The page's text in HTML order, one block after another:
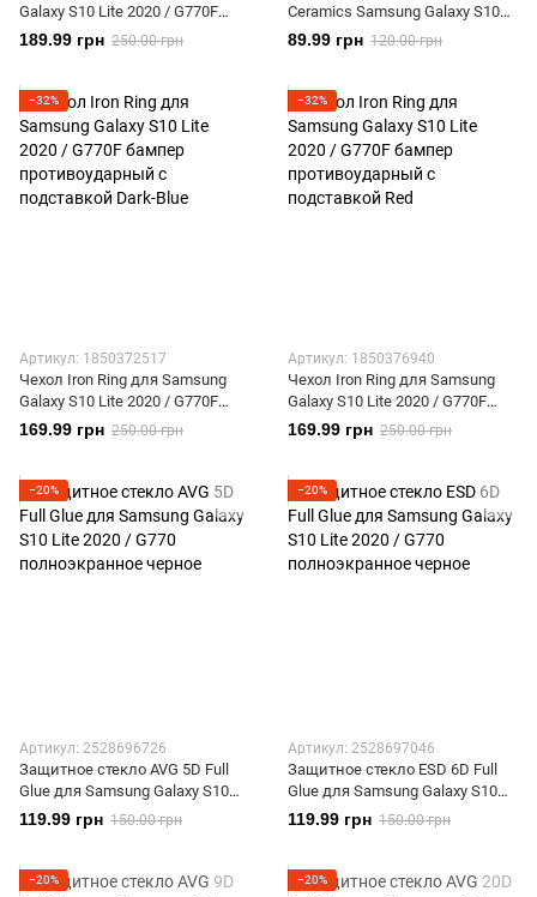
Galaxy S10 Lite 2020 / G770F
бампер противоударный с
подставкой Black
189.99 грн 250.00 грн
Ceramics Samsung Galaxy S10
Lite 2020 для c бронированная
с рамкой Black
89.99 грн 120.00 грн
−32%
Артикул: 1850372517
Чехол Iron Ring для Samsung
Galaxy S10 Lite 2020 / G770F
бампер противоударный с
подставкой Dark-Blue
169.99 грн 250.00 грн
−32%
Артикул: 1850376940
Чехол Iron Ring для Samsung
Galaxy S10 Lite 2020 / G770F
бампер противоударный с
подставкой Red
169.99 грн 250.00 грн
−20%
Артикул: 2528696726
Защитное стекло AVG 5D Full
Glue для Samsung Galaxy S10
Lite 2020 / G770 полноэкранное
119.99 грн 150.00 грн
−20%
Артикул: 2528697046
Защитное стекло ESD 6D Full
Glue для Samsung Galaxy S10
Lite 2020 / G770 полноэкранное
119.99 грн 150.00 грн
−20% −20%